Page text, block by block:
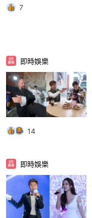
7
即時娛樂
14
即時娛樂